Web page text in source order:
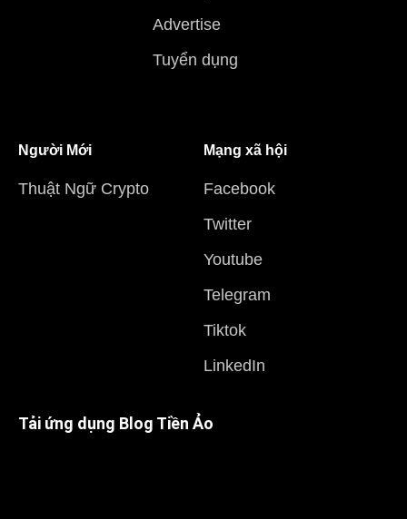
Advertise
Tuyển dụng
Người Mới
Thuật Ngữ Crypto
Mạng xã hội
Facebook
Twitter
Youtube
Telegram
Tiktok
LinkedIn
Tải ứng dụng Blog Tiền Ảo